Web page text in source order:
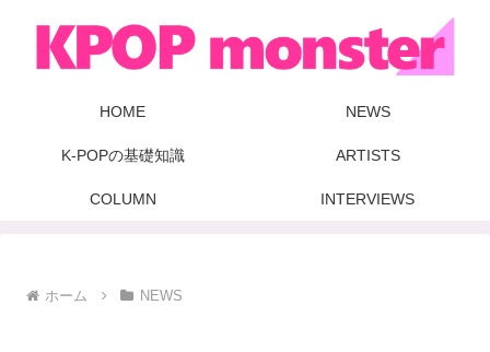
HOME NEWS
K-POPの基礎知識 ARTISTS
COLUMN INTERVIEWS
ホーム NEWS